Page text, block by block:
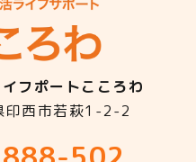
フポートこころわ
西市若萩1-2-2